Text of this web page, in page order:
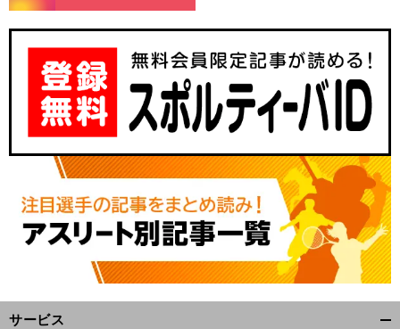
サービス